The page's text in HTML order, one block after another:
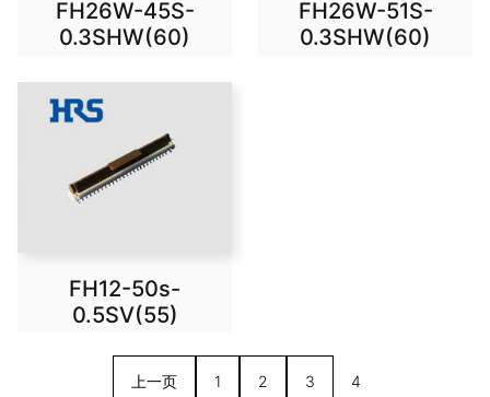
FH26W-45S-
0.3SHW(60)
FH26W-51S-
0.3SHW(60)
FH12-50s-
0.5SV(55)
上一页 1 2 3 4